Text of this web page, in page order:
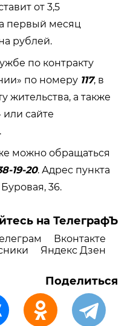
от 3,5
первый месяц
рублей.
по контракту
по номеру 117, в
жительства, а также
или сайте
можно обращаться
19-20. Адрес пункта
36.
на ТелеграфЪ
Вконтакте
Яндекс Дзен
Поделиться